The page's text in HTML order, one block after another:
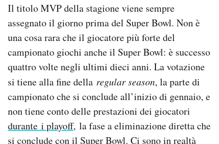
Il titolo MVP della stagione viene sempre
assegnato il giorno prima del Super Bowl. Non è
una cosa rara che il giocatore più forte del
campionato giochi anche il Super Bowl: è successo
quattro volte negli ultimi dieci anni. La votazione
si tiene alla fine della regular season, la parte di
campionato che si conclude all’inizio di gennaio, e
non tiene conto delle prestazioni dei giocatori
durante i playoff, la fase a eliminazione diretta che
si conclude con il Super Bowl. Ci sono in realtà